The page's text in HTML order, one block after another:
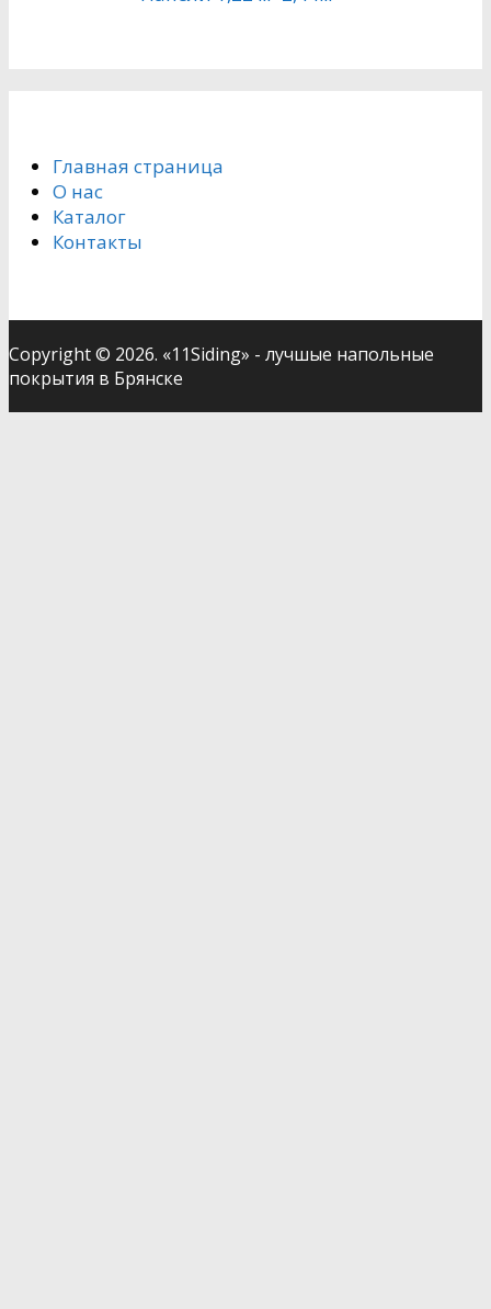
Главная страница
О нас
Каталог
Контакты
Copyright © 2026. «11Siding» - лучшые напольные
покрытия в Брянске